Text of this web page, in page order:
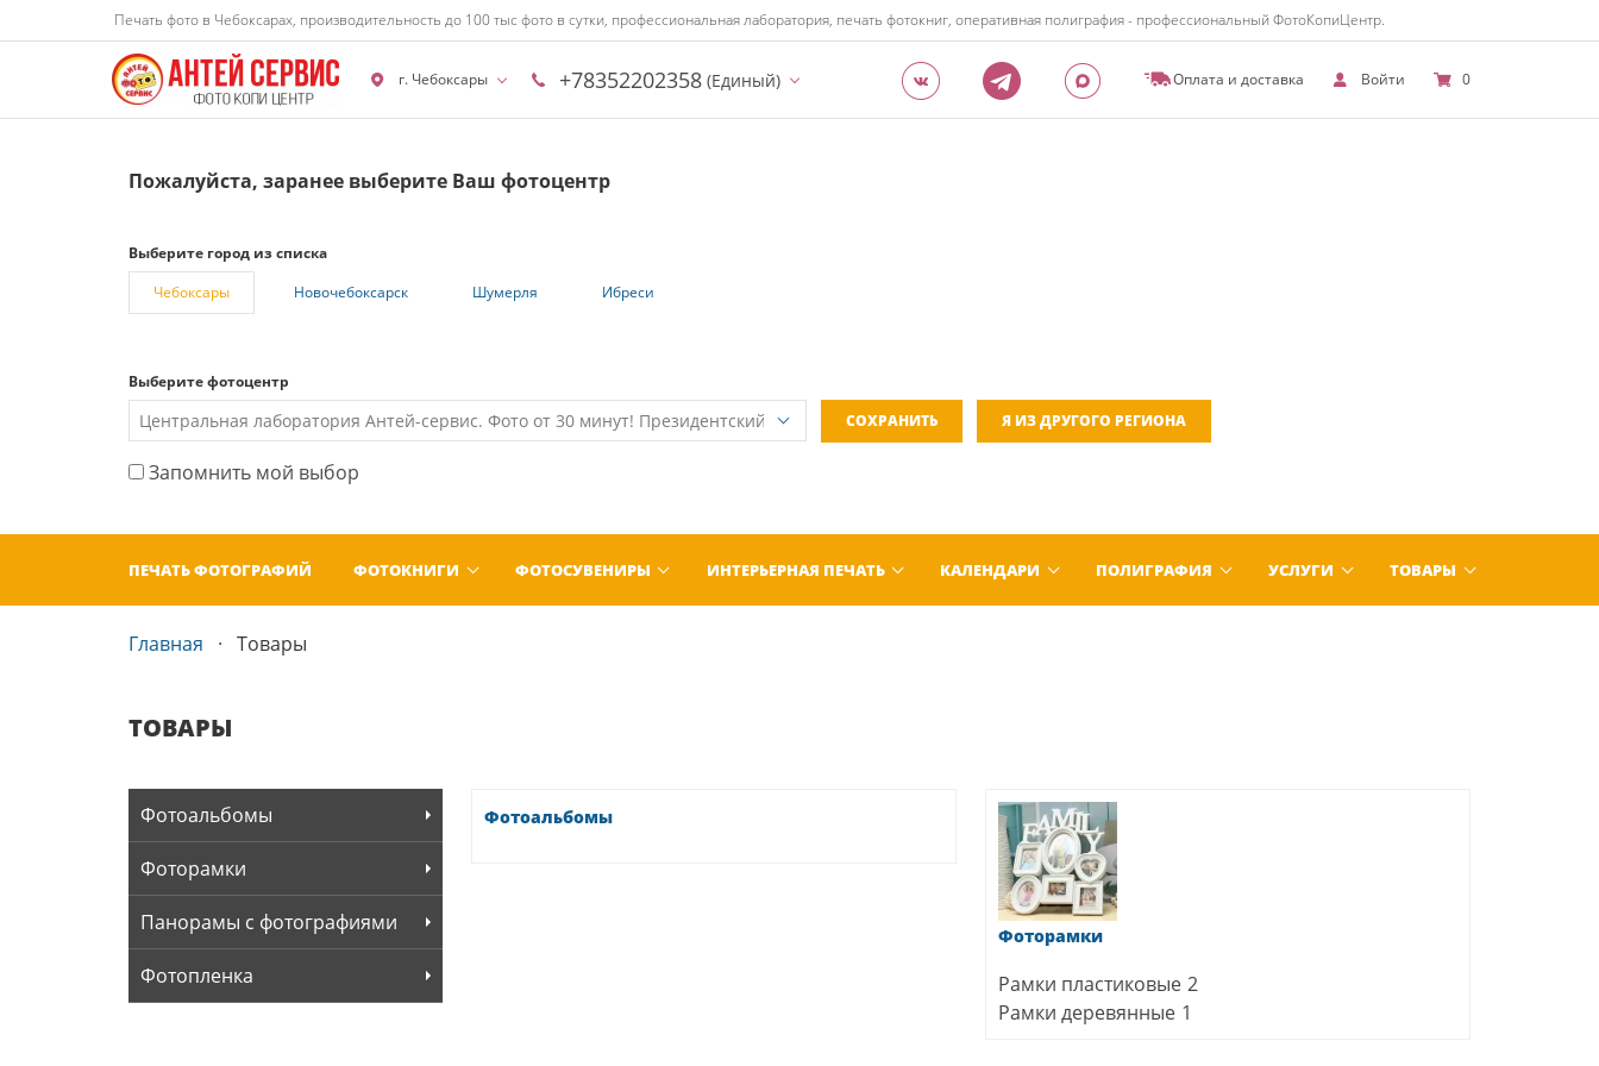
Печать фото в Чебоксарах, производительность до 100 тыс фото в сутки, профессиональная лаборатория, печать фотокниг, оперативная полиграфия - профессиональный ФотоКопиЦентр.
г. Чебоксары +78352202358 (Единый) Оплата и доставка Войти 0
Пожалуйста, заранее выберите Ваш фотоцентр
Выберите город из списка
Чебоксары
Новочебоксарск Шумерля Ибреси
Выберите фотоцентр
СОХРАНИТЬ
Я ИЗ ДРУГОГО РЕГИОНА
Запомнить мой выбор
ПЕЧАТЬ ФОТОГРАФИЙ ФОТОКНИГИ ФОТОСУВЕНИРЫ ИНТЕРЬЕРНАЯ ПЕЧАТЬ КАЛЕНДАРИ ПОЛИГРАФИЯ УСЛУГИ ТОВАРЫ
Главная Товары
ТОВАРЫ
Фотоальбомы
Фоторамки
Панорамы с фотографиями
Фотопленка
Фотоальбомы
Фоторамки
Рамки пластиковые 2
Рамки деревянные 1